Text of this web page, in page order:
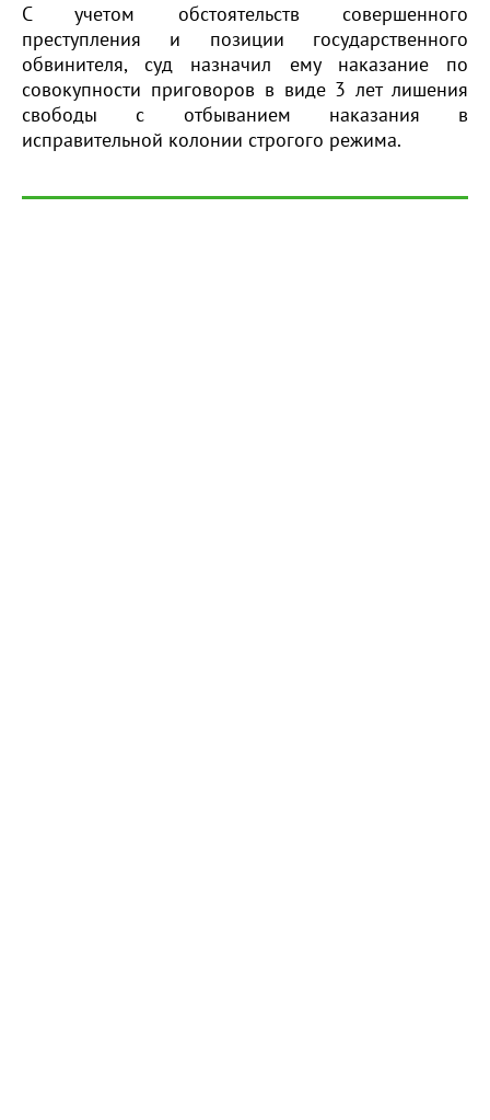
С учетом обстоятельств совершенного
преступления и позиции государственного
обвинителя, суд назначил ему наказание по
совокупности приговоров в виде 3 лет лишения
свободы с отбыванием наказания в
исправительной колонии строгого режима.